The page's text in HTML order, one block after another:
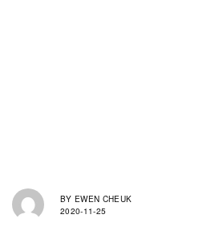
BY EWEN CHEUK
2020-11-25